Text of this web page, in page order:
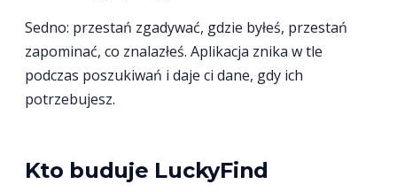
Sedno: przestań zgadywać, gdzie byłeś, przestań
zapominać, co znalazłeś. Aplikacja znika w tle
podczas poszukiwań i daje ci dane, gdy ich
potrzebujesz.
Kto buduje LuckyFind